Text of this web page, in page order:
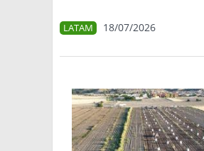
LATAM 18/07/2026